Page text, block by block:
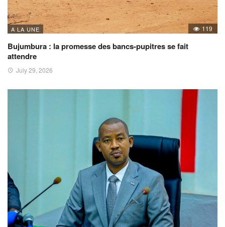
A LA UNE 119
Bujumbura : la promesse des bancs-pupitres se fait
attendre
July 29, 2026